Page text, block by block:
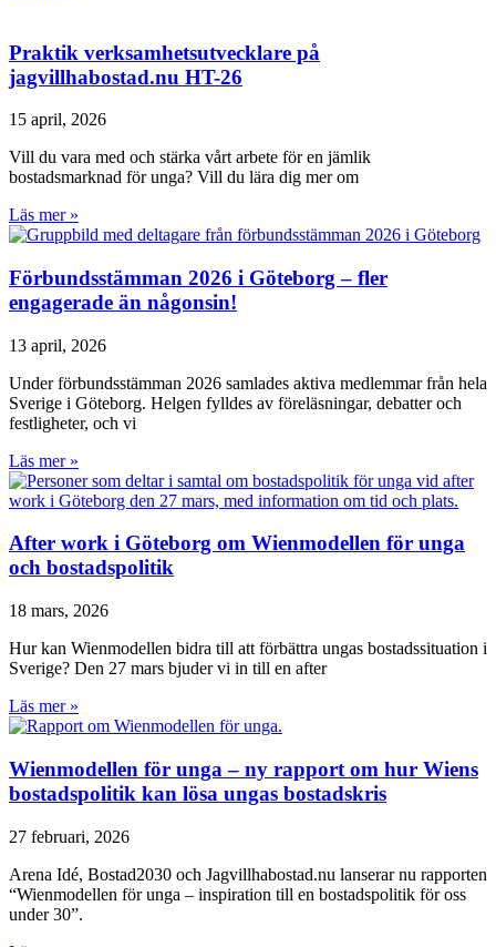
Praktik verksamhetsutvecklare på
jagvillhabostad.nu HT-26
15 april, 2026
Vill du vara med och stärka vårt arbete för en jämlik
bostadsmarknad för unga? Vill du lära dig mer om
Läs mer »
Förbundsstämman 2026 i Göteborg – fler
engagerade än någonsin!
13 april, 2026
Under förbundsstämman 2026 samlades aktiva medlemmar från hela
Sverige i Göteborg. Helgen fylldes av föreläsningar, debatter och
festligheter, och vi
Läs mer »
After work i Göteborg om Wienmodellen för unga
och bostadspolitik
18 mars, 2026
Hur kan Wienmodellen bidra till att förbättra ungas bostadssituation i
Sverige? Den 27 mars bjuder vi in till en after
Läs mer »
Wienmodellen för unga – ny rapport om hur Wiens
bostadspolitik kan lösa ungas bostadskris
27 februari, 2026
Arena Idé, Bostad2030 och Jagvillhabostad.nu lanserar nu rapporten
“Wienmodellen för unga – inspiration till en bostadspolitik för oss
under 30”.